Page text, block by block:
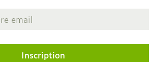
Inscription